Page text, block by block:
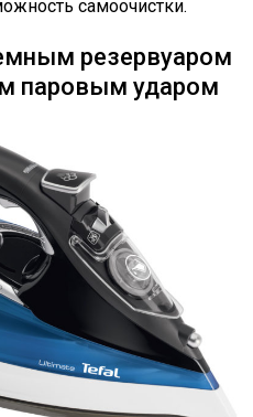
самоочистки.
резервуаром
паровым ударом